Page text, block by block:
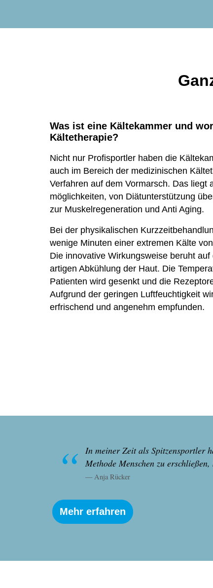
Was ist eine Kältekammer und
Kältetherapie?
Nicht nur Profisportler haben die Kälte
auch im Bereich der medizinischen Kälte
Verfahren auf dem Vormarsch. Das liegt
möglichkeiten, von Diätunterstützung
zur Muskelregeneration und Anti Aging.
Bei der physikalischen Kurzzeit
wenige Minuten einer extremen Kälte
Die innovative Wirkungsweise beruht auf
artigen Abkühlung der Haut. Die
Patienten wird gesenkt und die
Aufgrund der geringen Luftfeuchtigkeit
erfrischend und angenehm empfunden.
In meiner Zeit als Spitzensportler
Methode Menschen zu
Anja Rücker
Mehr erfahren